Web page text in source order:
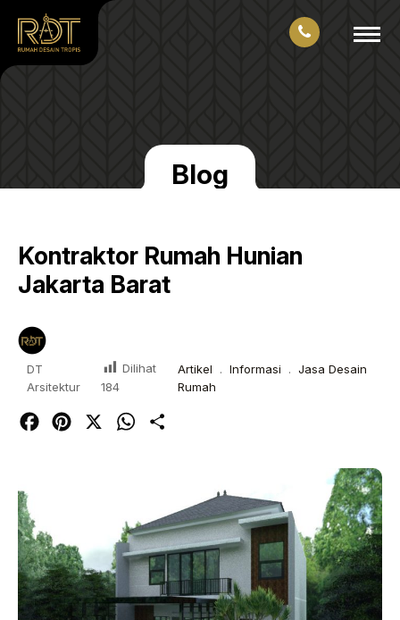
Blog
Kontraktor Rumah Hunian
Jakarta Barat
DT
Arsitektur
Dilihat
184
Artikel .Informasi .Jasa Desain
Rumah
FacebookPinterest WhatsApp